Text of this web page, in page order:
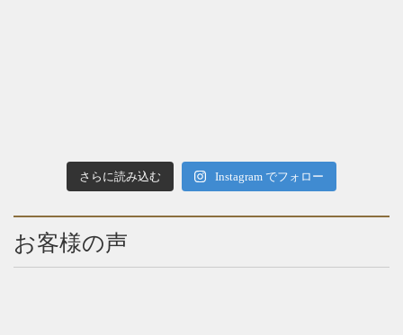
さらに読み込む Instagram でフォロー
お客様の声